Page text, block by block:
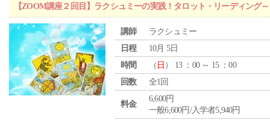
【ZOOM講座２回目】ラクシュミーの実践！タロット・リーディング
講師
ラクシュミー
日程
10月 5日
時間
（ 日 ） 13 ：00 ～ 15 ：00
回数
全1回
料金
6,600円
一般6,600円/入学者5,940円